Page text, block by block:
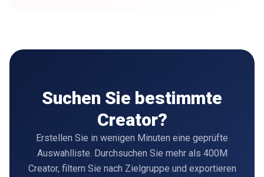
Suchen Sie bestimmte
Creator?
Erstellen Sie in wenigen Minuten eine geprüfte
Auswahlliste. Durchsuchen Sie mehr als 400M
Creator, filtern Sie nach Zielgruppe und exportieren